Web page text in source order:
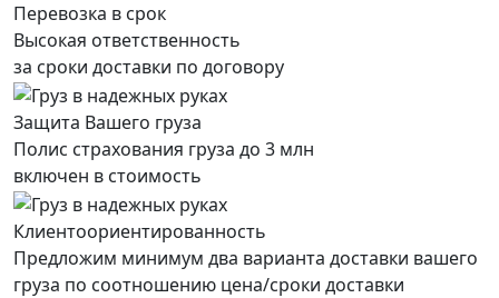
Перевозка в срок
Высокая ответственность
за сроки доставки по договору
Защита Вашего груза
Полис страхования груза до 3 млн
включен в стоимость
Клиентоориентированность
Предложим минимум два варианта доставки вашего
груза по соотношению цена/сроки доставки